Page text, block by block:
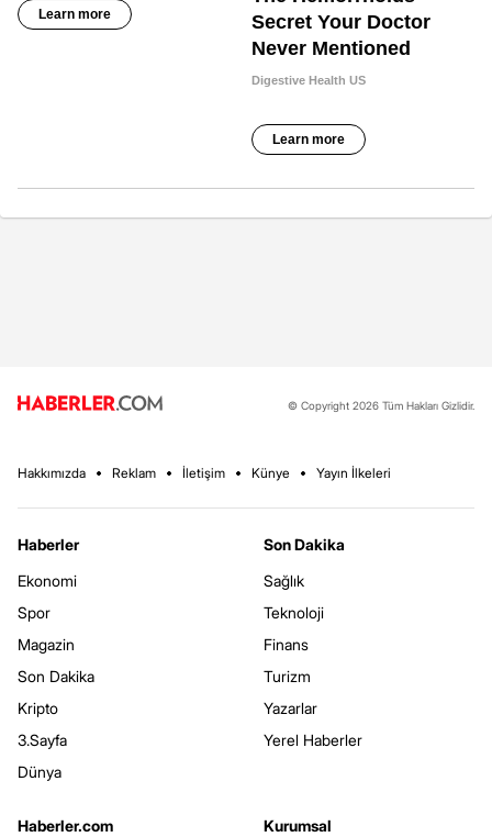
© Copyright 2026 Tüm Hakları Gizlidir.
Hakkımızda Reklam İletişim Künye Yayın İlkeleri
Haberler
Ekonomi
Spor
Magazin
Son Dakika
Kripto
3.Sayfa
Dünya
Son Dakika
Sağlık
Teknoloji
Finans
Turizm
Yazarlar
Yerel Haberler
Haberler.com
Kurumsal